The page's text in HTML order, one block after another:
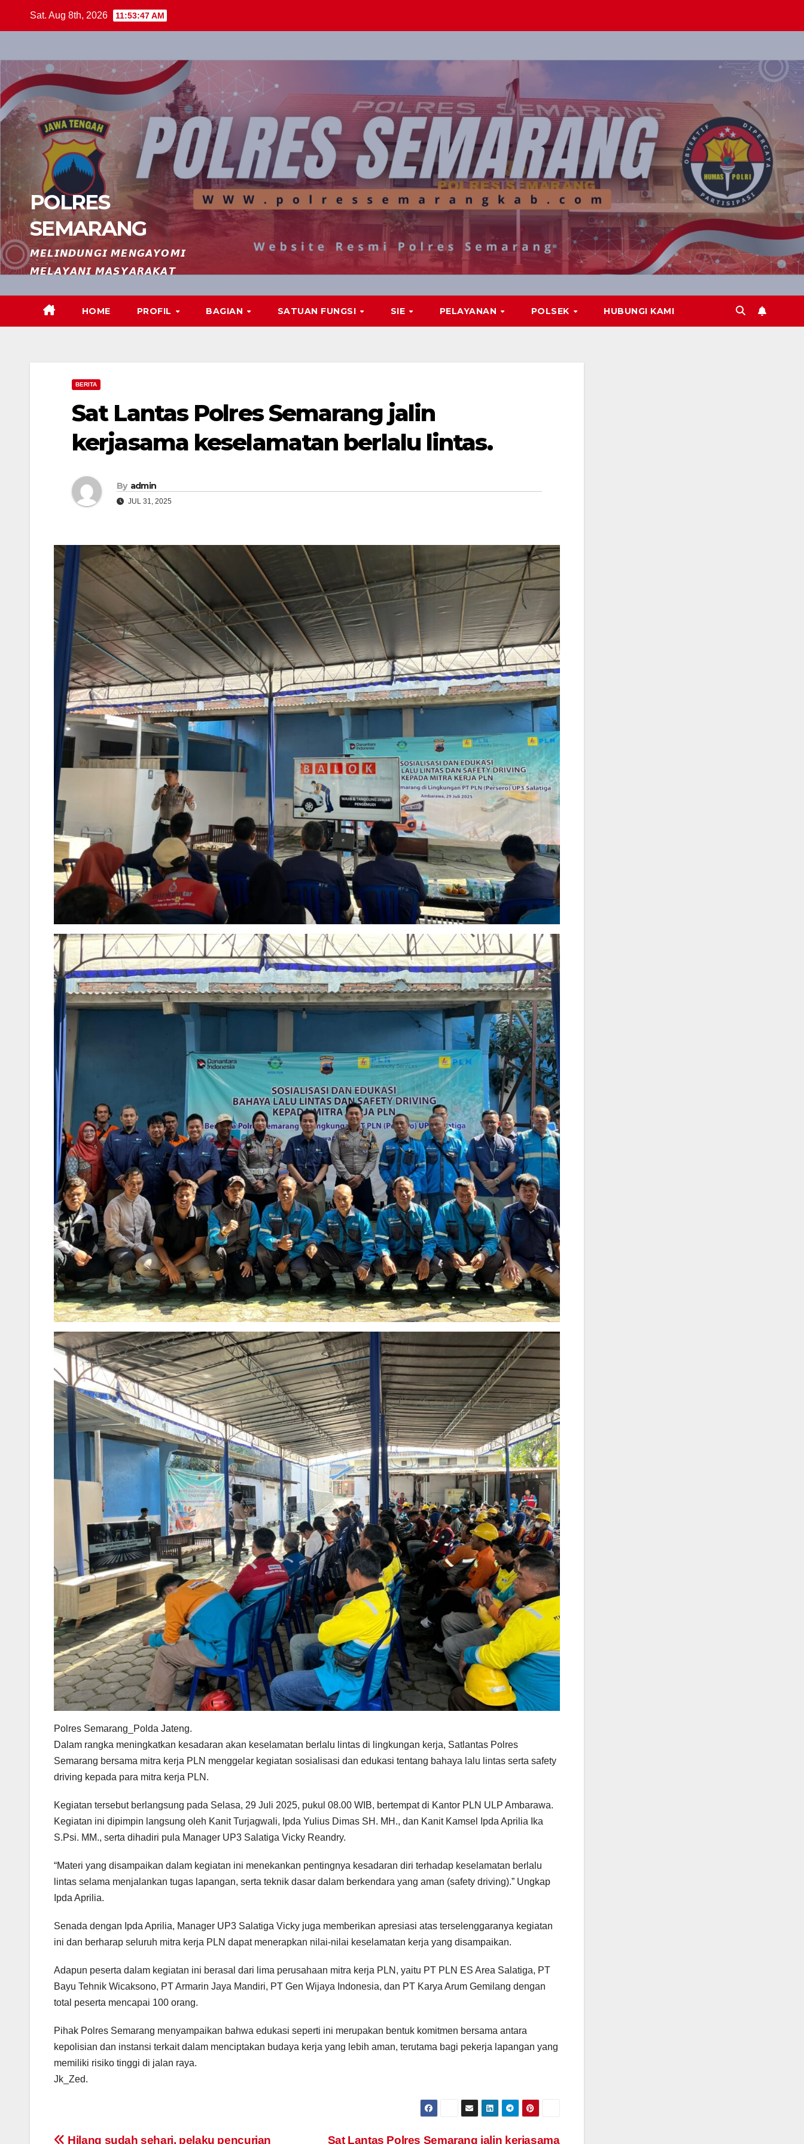
Sat. Aug 8th, 2026 11:53:49 AM
POLRES
SEMARANG
𝙈𝙀𝙇𝙄𝙉𝘿𝙐𝙉𝙂𝙄 𝙈𝙀𝙉𝙂𝘼𝙔𝙊𝙈𝙄
𝙈𝙀𝙇𝘼𝙔𝘼𝙉𝙄 𝙈𝘼𝙎𝙔𝘼𝙍𝘼𝙆𝘼𝙏
HOME PROFIL BAGIAN SATUAN FUNGSI SIE PELAYANAN POLSEK HUBUNGI KAMI
BERITA
Sat Lantas Polres Semarang jalin
kerjasama keselamatan berlalu lintas.
By admin
JUL 31, 2025
Polres Semarang_Polda Jateng.
Dalam rangka meningkatkan kesadaran akan keselamatan berlalu lintas di lingkungan kerja, Satlantas Polres
Semarang bersama mitra kerja PLN menggelar kegiatan sosialisasi dan edukasi tentang bahaya lalu lintas serta safety
driving kepada para mitra kerja PLN.
Kegiatan tersebut berlangsung pada Selasa, 29 Juli 2025, pukul 08.00 WIB, bertempat di Kantor PLN ULP Ambarawa.
Kegiatan ini dipimpin langsung oleh Kanit Turjagwali, Ipda Yulius Dimas SH. MH., dan Kanit Kamsel Ipda Aprilia Ika
S.Psi. MM., serta dihadiri pula Manager UP3 Salatiga Vicky Reandry.
“Materi yang disampaikan dalam kegiatan ini menekankan pentingnya kesadaran diri terhadap keselamatan berlalu
lintas selama menjalankan tugas lapangan, serta teknik dasar dalam berkendara yang aman (safety driving).” Ungkap
Ipda Aprilia.
Senada dengan Ipda Aprilia, Manager UP3 Salatiga Vicky juga memberikan apresiasi atas terselenggaranya kegiatan
ini dan berharap seluruh mitra kerja PLN dapat menerapkan nilai-nilai keselamatan kerja yang disampaikan.
Adapun peserta dalam kegiatan ini berasal dari lima perusahaan mitra kerja PLN, yaitu PT PLN ES Area Salatiga, PT
Bayu Tehnik Wicaksono, PT Armarin Jaya Mandiri, PT Gen Wijaya Indonesia, dan PT Karya Arum Gemilang dengan
total peserta mencapai 100 orang.
Pihak Polres Semarang menyampaikan bahwa edukasi seperti ini merupakan bentuk komitmen bersama antara
kepolisian dan instansi terkait dalam menciptakan budaya kerja yang lebih aman, terutama bagi pekerja lapangan yang
memiliki risiko tinggi di jalan raya.
Jk_Zed.
Sat Lantas Polres Semarang jalin kerjasama
Hilang sudah sehari, pelaku pencurian